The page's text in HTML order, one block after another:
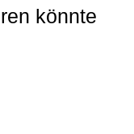
könnte